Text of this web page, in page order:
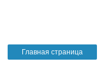
Главная страница